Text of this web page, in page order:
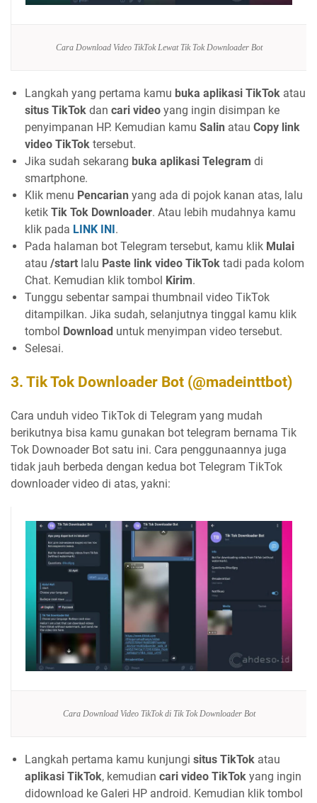
Cara Download Video TikTok Lewat Tik Tok Downloader Bot
Langkah yang pertama kamu buka aplikasi TikTok atau
situs TikTok dan cari video yang ingin disimpan ke
penyimpanan HP. Kemudian kamu Salin atau Copy link
video TikTok tersebut.
Jika sudah sekarang buka aplikasi Telegram di
smartphone.
Klik menu Pencarian yang ada di pojok kanan atas, lalu
ketik Tik Tok Downloader. Atau lebih mudahnya kamu
klik pada LINK INI.
Pada halaman bot Telegram tersebut, kamu klik Mulai
atau /start lalu Paste link video TikTok tadi pada kolom
Chat. Kemudian klik tombol Kirim.
Tunggu sebentar sampai thumbnail video TikTok
ditampilkan. Jika sudah, selanjutnya tinggal kamu klik
tombol Download untuk menyimpan video tersebut.
Selesai.
3. Tik Tok Downloader Bot (@madeinttbot)
Cara unduh video TikTok di Telegram yang mudah
berikutnya bisa kamu gunakan bot telegram bernama Tik
Tok Downoader Bot satu ini. Cara penggunaannya juga
tidak jauh berbeda dengan kedua bot Telegram TikTok
downloader video di atas, yakni:
Cara Download Video TikTok di Tik Tok Downloader Bot
Langkah pertama kamu kunjungi situs TikTok atau
aplikasi TikTok, kemudian cari video TikTok yang ingin
didownload ke Galeri HP android. Kemudian klik tombol